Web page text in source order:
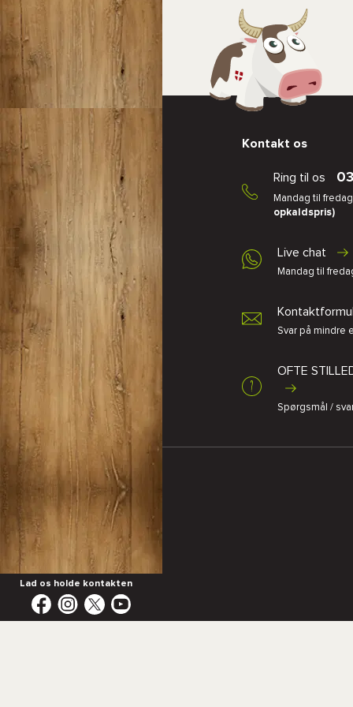
Lad os holde kontakten
Kontakt os
Ring til os
Mandag til
opkaldspris)
Live chat
Mandag til
Svar på mindre
OFTE
Spørgsmål /